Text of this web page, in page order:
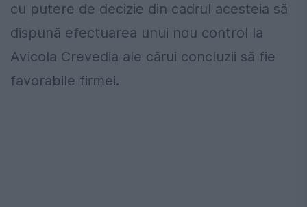
cu putere de decizie din cadrul acesteia să
dispună efectuarea unui nou control la
Avicola Crevedia ale cărui concluzii să fie
favorabile firmei.